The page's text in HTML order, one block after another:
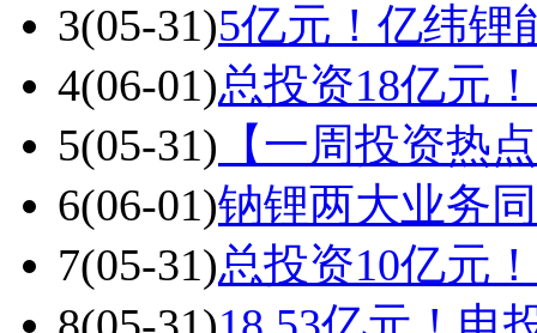
3(05-31)5亿元！亿纬锂
4(06-01)总投资18亿元
5(05-31) 【一周投资热
6(06-01)钠锂两大业务
7(05-31)总投资10亿元